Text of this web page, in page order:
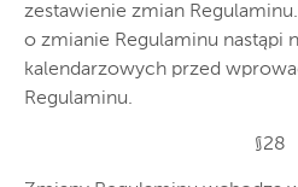
zestawienie zmian
o zmianie Regulaminu nastąpi
kalendarzowych przed
Regulaminu.
§28